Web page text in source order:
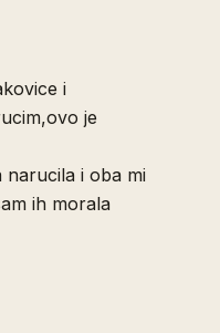
i
je
narucila i oba mi
ih morala